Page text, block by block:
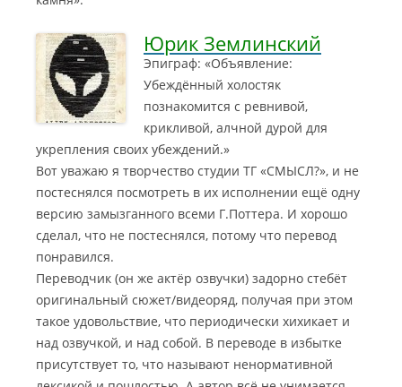
Юрик Землинский
Эпиграф: «Объявление:
Убеждённый холостяк
познакомится с ревнивой,
крикливой, алчной дурой для
укрепления своих убеждений.»
Вот уважаю я творчество студии ТГ «СМЫСЛ?», и не
постеснялся посмотреть в их исполнении ещё одну
версию замызганного всеми Г.Поттера. И хорошо
сделал, что не постеснялся, потому что перевод
понравился.
Переводчик (он же актёр озвучки) задорно стебёт
оригинальный сюжет/видеоряд, получая при этом
такое удовольствие, что периодически хихикает и
над озвучкой, и над собой. В переводе в избытке
присутствует то, что называют ненормативной